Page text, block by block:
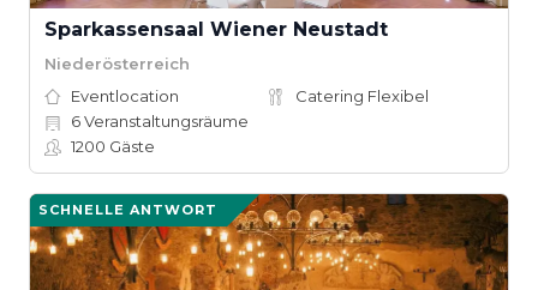
Sparkassensaal Wiener Neustadt
Niederösterreich
Eventlocation
Catering Flexibel
6Veranstaltungsräume
1200 Gäste
SCHNELLE ANTWORT